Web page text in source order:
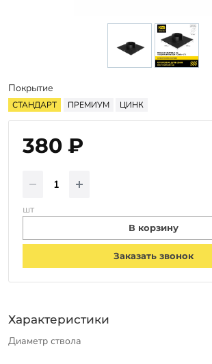
Покрытие
СТАНДАРТ ПРЕМИУМ ЦИНК
380 ₽
шт
В корзину
Заказать звонок
Характеристики
Диаметр ствола